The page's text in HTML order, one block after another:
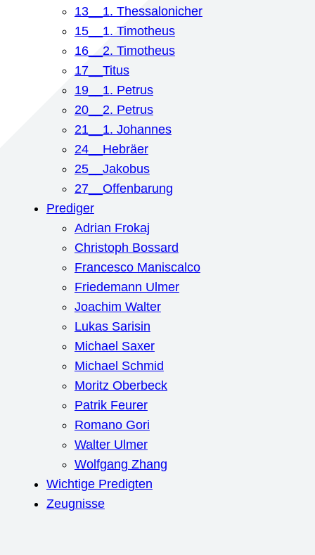
13__1. Thessalonicher
15__1. Timotheus
16__2. Timotheus
17__Titus
19__1. Petrus
20__2. Petrus
21__1. Johannes
24__Hebräer
25__Jakobus
27__Offenbarung
Prediger
Adrian Frokaj
Christoph Bossard
Francesco Maniscalco
Friedemann Ulmer
Joachim Walter
Lukas Sarisin
Michael Saxer
Michael Schmid
Moritz Oberbeck
Patrik Feurer
Romano Gori
Walter Ulmer
Wolfgang Zhang
Wichtige Predigten
Zeugnisse